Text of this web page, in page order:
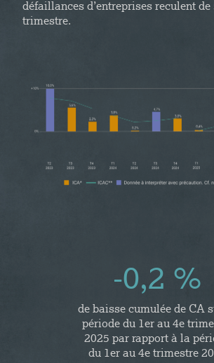
défaillances d’entreprises reculent de
trimestre.
-0,2 %
de baisse cumulée de CA
période du 1er au 4e
2025 par rapport à la
du 1er au 4e trimestre